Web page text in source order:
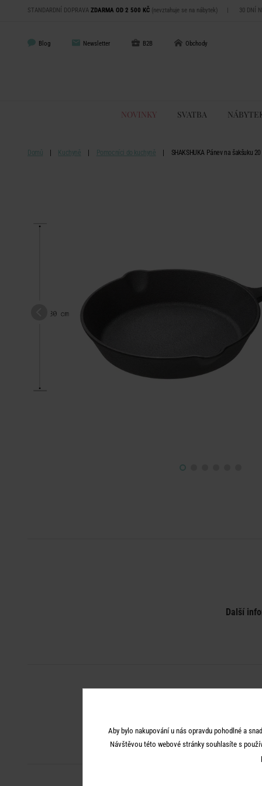
STANDARDNÍ DOPRAVA ZDARMA OD 2 500 KČ (nevztahuje se na nábytek) | 30 DNÍ
Blog Newsletter B2B Obchody
NOVINKY SVATBA
Domů Kuchyně Pomocníci do kuchyně SHAKSHUKA Pánev na šakšuku
Další
Aby bylo nakupování u nás opravdu pohodlné a
Návštěvou této webové stránky souhlasíte s